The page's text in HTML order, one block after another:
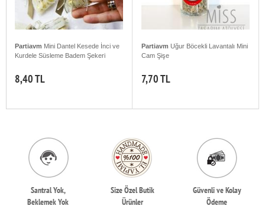
Partiavm Mini Dantel Kesede İnci ve
Kurdele Süsleme Badem Şekeri
8,40 TL
Partiavm Uğur Böcekli Lavantalı Mini
Cam Şişe
7,70 TL
Santral Yok,
Beklemek Yok
Size Özel Butik
Ürünler
Güvenli ve Kolay
Ödeme